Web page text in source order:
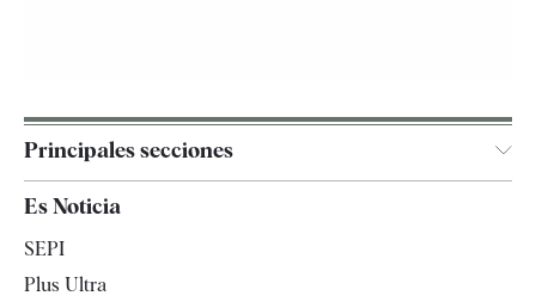
Principales secciones
España
Es Noticia
SEPI
Plus Ultra